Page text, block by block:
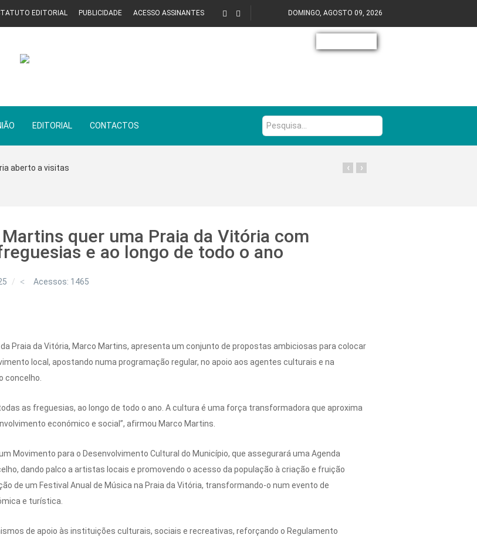
EDITORIAL PUBLICIDADE ACESSO ASSINANTES DOMINGO, AGOSTO 09, 2026
EDITORIAL CONTACTOS Pesquisa...
aberto a visitas ›
‹
quer uma Praia da Vitória com
e ao longo de todo o ano
Acessos: 1465
Praia da Vitória, Marco Martins, apresenta um conjunto de propostas ambiciosas para colocar
local, apostando numa programação regular, no apoio aos agentes culturais e na
concelho.
as freguesias, ao longo de todo o ano. A cultura é uma força transformadora que aproxima
económico e social”, afirmou Marco Martins.
Movimento para o Desenvolvimento Cultural do Município, que assegurará uma Agenda
dando palco a artistas locais e promovendo o acesso da população à criação e fruição
de um Festival Anual de Música na Praia da Vitória, transformando-o num evento de
e turística.
de apoio às instituições culturais, sociais e recreativas, reforçando o Regulamento